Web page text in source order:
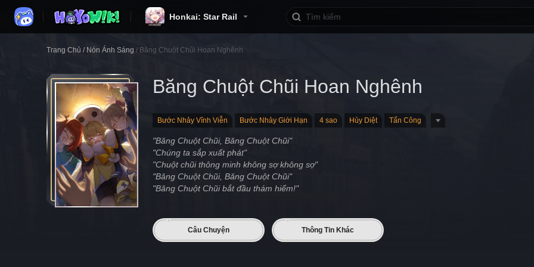
Honkai: Star Rail
Trang Chủ / Nón Ánh Sáng / Băng Chuột Chũi Hoan Nghênh
Băng Chuột Chũi Hoan Nghênh
Bước Nhảy Vĩnh Viễn Bước Nhảy Giới Hạn 4 sao Hủy Diệt Tấn Công
"Băng Chuột Chũi, Băng Chuột Chũi"
"Chúng ta sắp xuất phát"
"Chuột chũi thông minh không sợ không sợ"
"Băng Chuột Chũi, Băng Chuột Chũi"
"Băng Chuột Chũi bắt đầu thám hiểm!"
Câu Chuyện Thông Tin Khác